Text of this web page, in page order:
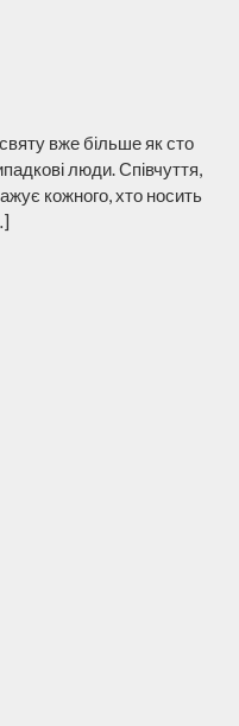
вже більше як сто
люди. Співчуття,
кожного, хто носить